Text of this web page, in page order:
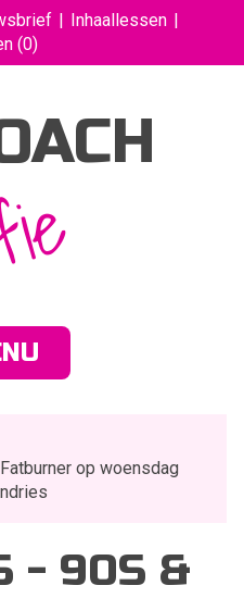
Inhaallessen
(0)
op woensdag
- 90S &